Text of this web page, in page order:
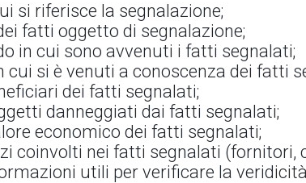
si riferisce la segnalazione;
fatti oggetto di segnalazione;
in cui sono avvenuti i fatti segnalati;
cui si è venuti a conoscenza dei fatti
dei fatti segnalati;
danneggiati dai fatti segnalati;
economico dei fatti segnalati;
coinvolti nei fatti segnalati (fornitori,
utili per verificare la